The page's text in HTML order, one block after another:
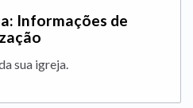
Informações de
sua igreja.